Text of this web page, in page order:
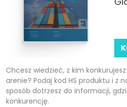
Chcesz wiedzieć, z kim
arenie? Podaj kod HS produktu i z
sposób dotrzesz do informacji,
konkurencję.